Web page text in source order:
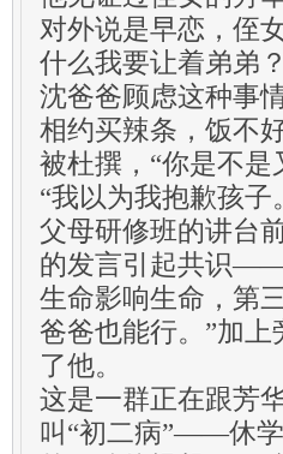
对外说是早恋，侄
什么我要让着弟弟
沈爸爸顾虑这种事
相约买辣条，饭不
被杜撰，“你是不
“我以为我抱歉孩
父母研修班的讲台
的发言引起共识
生命影响生命，第
爸爸也能行。”加
了他。
这是一群正在跟芳
叫“初二病”——休